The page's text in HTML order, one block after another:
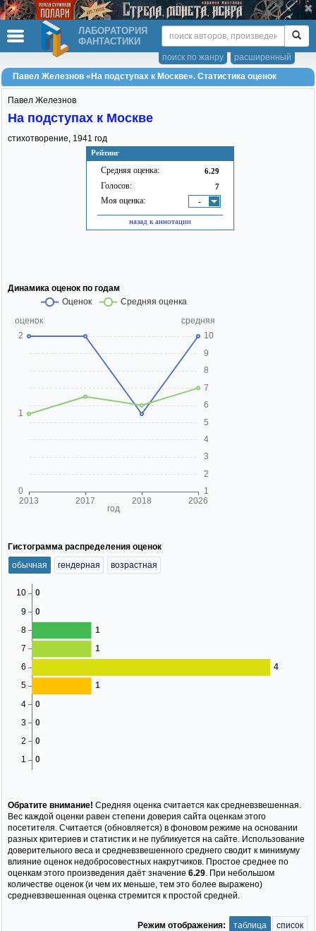
ЛАБОРАТОРИЯ
ФАНТАСТИКИ
расширенный
поиск по жанру
Павел Железнов «На подступах к Москве». Статистика оценок
Рейтинг
Средняя оценка: 6.29
Голосов: 7
Моя оценка: -
назад к аннотации
Павел Железнов
На подступах к Москве
стихотворение, 1941 год
Динамика оценок по годам
Гистограмма распределения оценок
обычная
гендерная возрастная
Обратите внимание! Средняя оценка считается как средневзвешенная.
Вес каждой оценки равен степени доверия сайта оценкам этого
посетителя. Считается (обновляется) в фоновом режиме на основании
разных критериев и статистик и не публикуется на сайте. Использование
доверительного веса и средневзвешенного среднего сводит к минимуму
влияние оценок недобросовестных накрутчиков. Простое среднее по
оценкам этого произведения даёт значение 6.29 . При небольшом
количестве оценок (и чем их меньше, тем это более выражено)
средневзвешенная оценка стремится к простой средней.
Режим отображения: таблица список